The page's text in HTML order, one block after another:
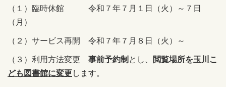
（１）臨時休館 令和７年７月１日（火）～７日
（月）
（２）サービス再開 令和７年７月８日（火）～
（３）利用方法変更 事前予約制 とし、
閲覧場所を玉川こ
ども図書館に変更します。